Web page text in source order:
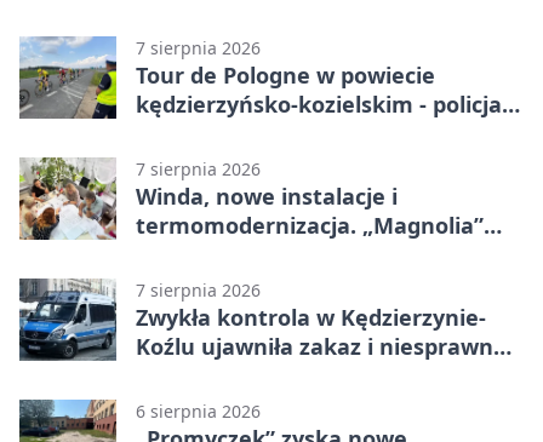
7 sierpnia 2026
Tour de Pologne w powiecie
kędzierzyńsko-kozielskim - policja
7 sierpnia 2026
Winda, nowe instalacje i
termomodernizacja. „Magnolia”
7 sierpnia 2026
Zwykła kontrola w Kędzierzynie-
Koźlu ujawniła zakaz i niesprawne
6 sierpnia 2026